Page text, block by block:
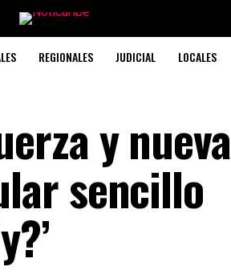
REGIONALES JUDICIAL LOCALES
y nueva
sencillo